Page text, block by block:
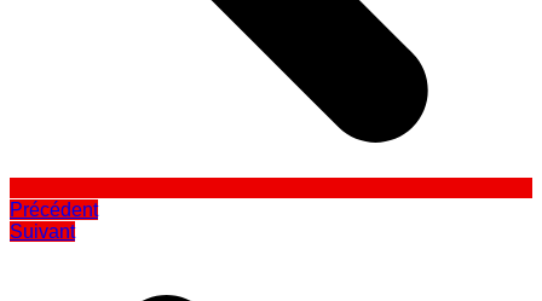
Précédent
Suivant